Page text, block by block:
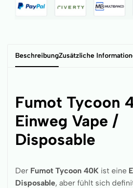
BeschreibungZusätzliche
Fumot Tycoon
Einweg Vape /
Disposable
Der Fumot Tycoon 40K ist eine
Disposable, aber fühlt sich